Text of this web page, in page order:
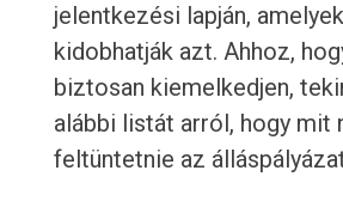
jelentkezési lapján,
kidobhatják azt. Ahhoz,
biztosan kiemelkedjen,
alábbi listát arról, hogy mit
feltüntetnie az